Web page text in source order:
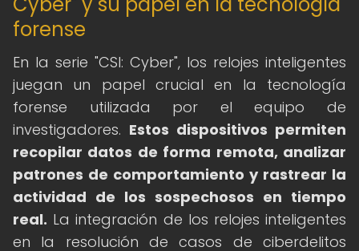
forense
En la serie "CSI: Cyber", los relojes inteligentes
juegan un papel crucial en la tecnología
forense utilizada por el equipo de
investigadores. Estos dispositivos permiten
recopilar datos de forma remota, analizar
patrones de comportamiento y rastrear la
actividad de los sospechosos en tiempo
real. La integración de los relojes inteligentes
en la resolución de casos de ciberdelitos